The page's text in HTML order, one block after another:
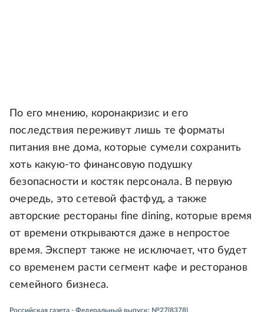
По его мнению, коронакризис и его
последствия переживут лишь те форматы
питания вне дома, которые сумели сохранить
хоть какую-то финансовую подушку
безопасности и костяк персонала. В первую
очередь, это сетевой фастфуд, а также
авторские рестораны fine dining, которые время
от времени открываются даже в непростое
время. Эксперт также не исключает, что будет
со временем расти сегмент кафе и ресторанов
семейного бизнеса.
Российская газета - Федеральный выпуск: №27(8378)